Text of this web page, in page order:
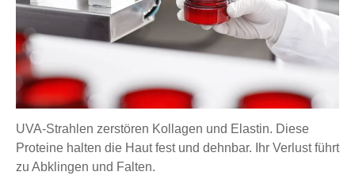
UVA-Strahlen zerstören Kollagen und Elastin. Diese
Proteine halten die Haut fest und dehnbar. Ihr Verlust führt
zu Abklingen und Falten.